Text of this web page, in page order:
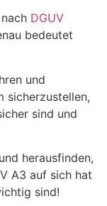
DGUV
bedeutet
und
sicherzustellen,
sind und
herausfinden,
A3 auf sich hat
sind!